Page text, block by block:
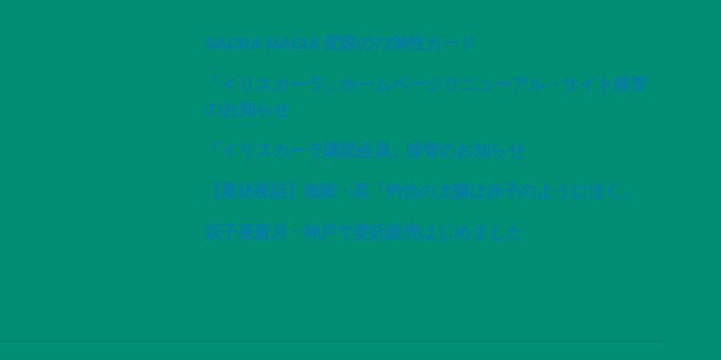
SACRA MAGIA 変容の72神性カード
「イリスカーラ」ホームページリニューアル・サイト移管
のお知らせ
「イリスカーラ購読会員」移管のお知らせ
【星紡夜話】無限・昇「灼位の太陽は赤子のように泣く」
双子座新月・神戸で委託販売はじめました